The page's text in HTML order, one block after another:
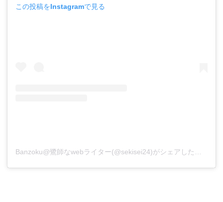
この投稿をInstagramで見る
Banzoku@鷺師なwebライター(@sekisei24)がシェアした投稿